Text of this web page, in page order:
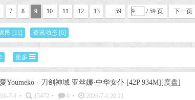
7 8 9 10 11 12 13 ... 59 / 59 页 下一页
图 [11] 资讯动态 [6]
更多
Youmeko - 刀剑神域 亚丝娜·中华女仆 [42P 934M][度盘]
7-1 • 15472 • 0 • 2026-7-1 20:21